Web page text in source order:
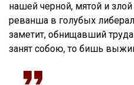
нашей черной, мятой и злой
реванша в голубых
заметит, обнищавший
занят собою, то бишь